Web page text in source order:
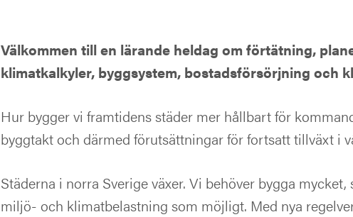
Välkommen till en lärande heldag om förtätning,
klimatkalkyler, byggsystem, bostadsförsörjning och
Hur bygger vi framtidens städer mer hållbart för
byggtakt och därmed förutsättningar för fortsatt tillväxt i
Städerna i norra Sverige växer. Vi behöver bygga
miljö- och klimatbelastning som möjligt. Med nya